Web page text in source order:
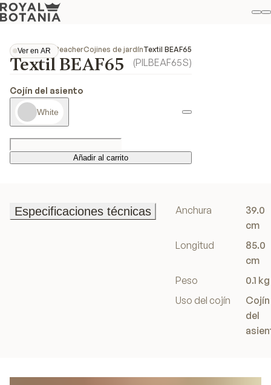
Ver en AR
Ver en AR
Colecciones BeacherCojines de jardínTextil BEAF65
Textil BEAF65 (PILBEAF65S)
Cojín del asiento
White
Añadir al carrito
Añadir al carrito
Especificaciones técnicas
Anchura
39.0
cm
Longitud
85.0
cm
Peso
0.1 kg
Uso del cojín
Cojín
del